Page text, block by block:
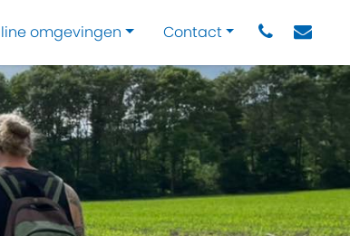
omgevingen Contact